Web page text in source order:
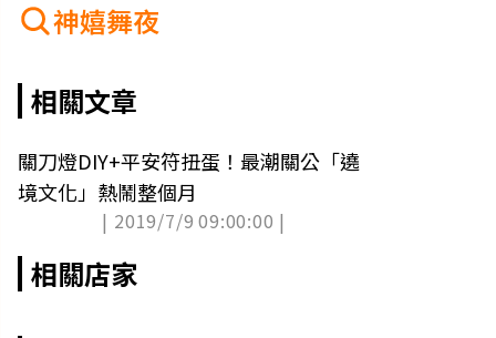
神嬉舞夜
相關文章
關刀燈DIY+平安符扭蛋！最潮關公「遶
境文化」熱鬧整個月
| 2019/7/9 09:00:00 |
相關店家